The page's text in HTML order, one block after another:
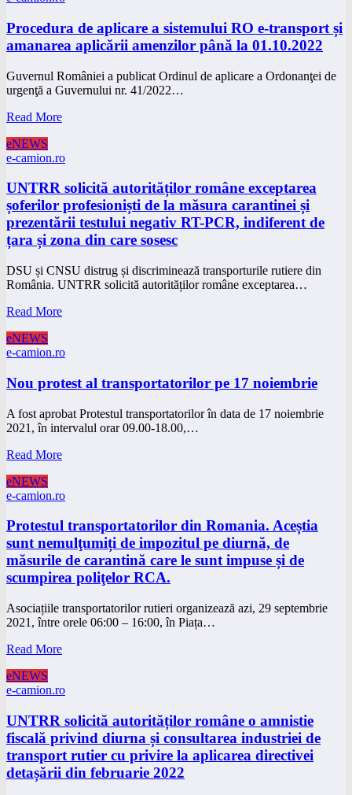
Procedura de aplicare a sistemului RO e-transport și
amanarea aplicării amenzilor până la 01.10.2022
Guvernul României a publicat Ordinul de aplicare a Ordonanţei de
urgenţă a Guvernului nr. 41/2022…
Read More
eNEWS
e-camion.ro
UNTRR solicită autorităților române exceptarea
șoferilor profesioniști de la măsura carantinei și
prezentării testului negativ RT-PCR, indiferent de
țara și zona din care sosesc
DSU și CNSU distrug și discriminează transporturile rutiere din
România. UNTRR solicită autorităților române exceptarea…
Read More
eNEWS
e-camion.ro
Nou protest al transportatorilor pe 17 noiembrie
A fost aprobat Protestul transportatorilor în data de 17 noiembrie
2021, în intervalul orar 09.00-18.00,…
Read More
eNEWS
e-camion.ro
Protestul transportatorilor din Romania. Aceștia
sunt nemulţumiți de impozitul pe diurnă, de
măsurile de carantină care le sunt impuse și de
scumpirea poliţelor RCA.
Asociațiile transportatorilor rutieri organizează azi, 29 septembrie
2021, între orele 06:00 – 16:00, în Piața…
Read More
eNEWS
e-camion.ro
UNTRR solicită autorităților române o amnistie
fiscală privind diurna și consultarea industriei de
transport rutier cu privire la aplicarea directivei
detașării din februarie 2022